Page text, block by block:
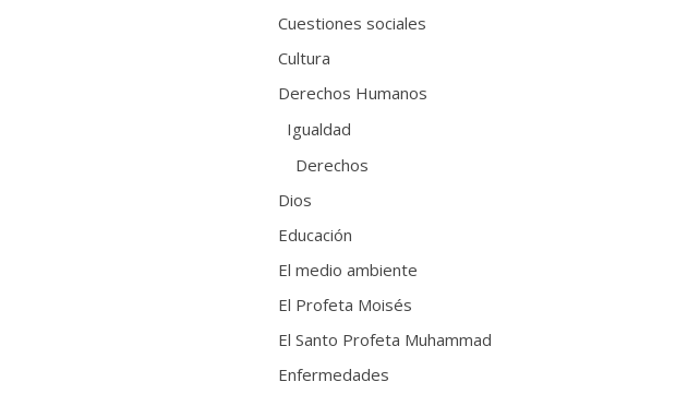
Cuestiones sociales
Cultura
Derechos Humanos
Igualdad
Derechos
Dios
Educación
El medio ambiente
El Profeta Moisés
El Santo Profeta Muhammad
Enfermedades